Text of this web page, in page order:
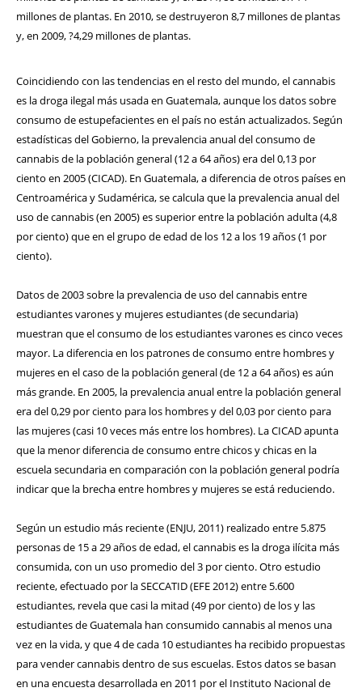
millones de plantas. En 2010, se destruyeron 8,7 millones de plantas
y, en 2009, ?4,29 millones de plantas.
Coincidiendo con las tendencias en el resto del mundo, el cannabis
es la droga ilegal más usada en Guatemala, aunque los datos sobre
consumo de estupefacientes en el país no están actualizados. Según
estadísticas del Gobierno, la prevalencia anual del consumo de
cannabis de la población general (12 a 64 años) era del 0,13 por
ciento en 2005 (CICAD). En Guatemala, a diferencia de otros países en
Centroamérica y Sudamérica, se calcula que la prevalencia anual del
uso de cannabis (en 2005) es superior entre la población adulta (4,8
por ciento) que en el grupo de edad de los 12 a los 19 años (1 por
ciento).
Datos de 2003 sobre la prevalencia de uso del cannabis entre
estudiantes varones y mujeres estudiantes (de secundaria)
muestran que el consumo de los estudiantes varones es cinco veces
mayor. La diferencia en los patrones de consumo entre hombres y
mujeres en el caso de la población general (de 12 a 64 años) es aún
más grande. En 2005, la prevalencia anual entre la población general
era del 0,29 por ciento para los hombres y del 0,03 por ciento para
las mujeres (casi 10 veces más entre los hombres). La CICAD apunta
que la menor diferencia de consumo entre chicos y chicas en la
escuela secundaria en comparación con la población general podría
indicar que la brecha entre hombres y mujeres se está reduciendo.
Según un estudio más reciente (ENJU, 2011) realizado entre 5.875
personas de 15 a 29 años de edad, el cannabis es la droga ilícita más
consumida, con un uso promedio del 3 por ciento. Otro estudio
reciente, efectuado por la SECCATID (EFE 2012) entre 5.600
estudiantes, revela que casi la mitad (49 por ciento) de los y las
estudiantes de Guatemala han consumido cannabis al menos una
vez en la vida, y que 4 de cada 10 estudiantes ha recibido propuestas
para vender cannabis dentro de sus escuelas. Estos datos se basan
en una encuesta desarrollada en 2011 por el Instituto Nacional de